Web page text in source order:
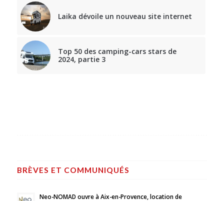
Laika dévoile un nouveau site internet
Top 50 des camping-cars stars de
2024, partie 3
BRÈVES ET COMMUNIQUÉS
Neo-NOMAD ouvre à Aix-en-Provence, location de